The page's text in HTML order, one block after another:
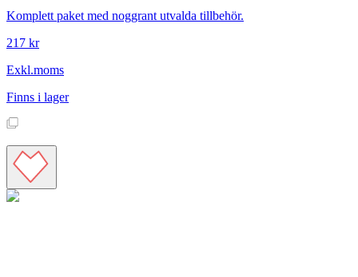
Komplett paket med noggrant utvalda tillbehör.
217 kr
Exkl.moms
Finns i lager